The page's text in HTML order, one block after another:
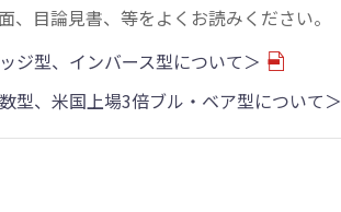
目論見書、等をよくお読みください。
ジ型、インバース型について＞
型、米国上場3倍ブル・ベア型について＞